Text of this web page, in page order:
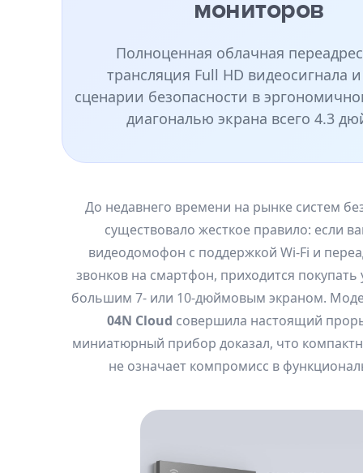
мониторов
Полноценная облачная
трансляция Full HD видеосигнала
сценарии безопасности в
диагональю экрана всего 4.3
До недавнего времени на рынке систем
существовало жесткое правило: если
видеодомофон с поддержкой Wi-Fi и
звонков на смартфон, приходится покупать
большим 7- или 10-дюймовым экраном.
04N Cloud совершила настоящий
миниатюрный прибор доказал, что
не означает компромисс в